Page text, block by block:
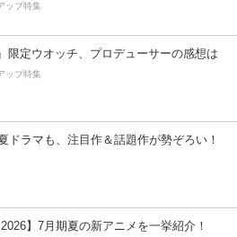
ップ特集
限定ウオッチ、プロデューサーの感想は
ップ特集
ドラマも、注目作＆話題作が勢ぞろい！
2026】7月期夏の新アニメを一挙紹介！